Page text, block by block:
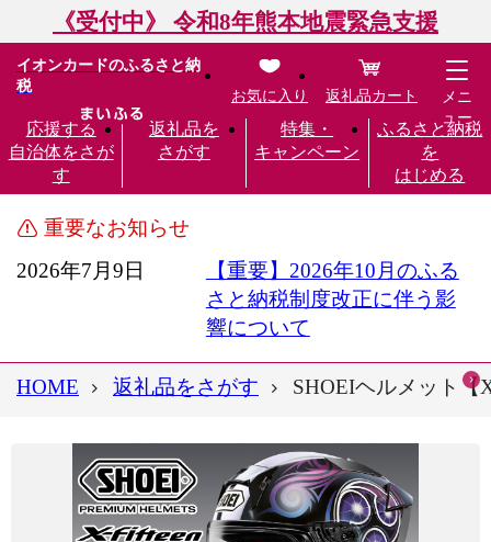
《受付中》 令和8年熊本地震緊急支援
イオンカードのふるさと納
税
応援する
自治体をさが
す
返礼品を
さがす
特集・
キャンペーン
ふるさと納税
を
はじめる
お気に入り 返礼品カート
メニ
ュー
重要なお知らせ
2026年7月9日
【重要】2026年10月のふる
さと納税制度改正に伴う影
響について
HOME 返礼品をさがす SHOEIヘルメット